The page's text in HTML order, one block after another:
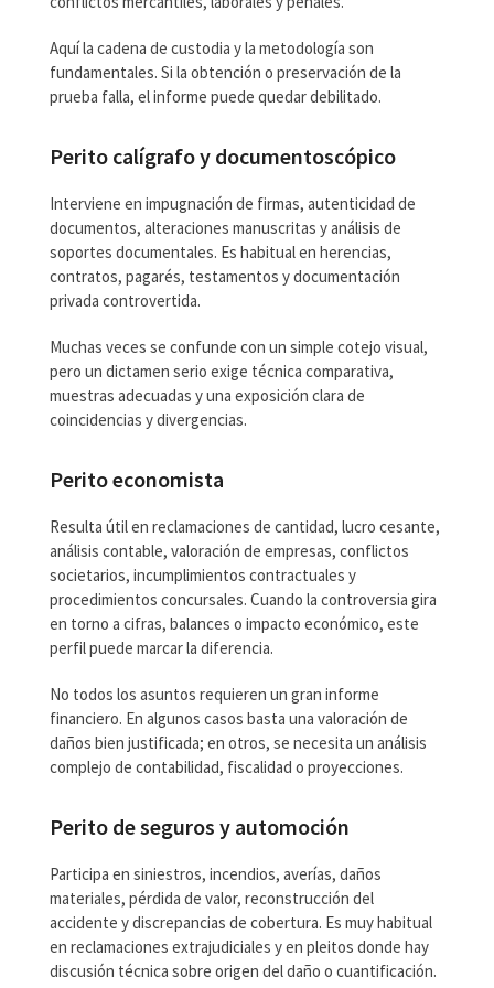
Aquí la cadena de custodia y la metodología son
fundamentales. Si la obtención o preservación de la
prueba falla, el informe puede quedar debilitado.
Perito calígrafo y documentoscópico
Interviene en impugnación de firmas, autenticidad de
documentos, alteraciones manuscritas y análisis de
soportes documentales. Es habitual en herencias,
contratos, pagarés, testamentos y documentación
privada controvertida.
Muchas veces se confunde con un simple cotejo visual,
pero un dictamen serio exige técnica comparativa,
muestras adecuadas y una exposición clara de
coincidencias y divergencias.
Perito economista
Resulta útil en reclamaciones de cantidad, lucro cesante,
análisis contable, valoración de empresas, conflictos
societarios, incumplimientos contractuales y
procedimientos concursales. Cuando la controversia gira
en torno a cifras, balances o impacto económico, este
perfil puede marcar la diferencia.
No todos los asuntos requieren un gran informe
financiero. En algunos casos basta una valoración de
daños bien justificada; en otros, se necesita un análisis
complejo de contabilidad, fiscalidad o proyecciones.
Perito de seguros y automoción
Participa en siniestros, incendios, averías, daños
materiales, pérdida de valor, reconstrucción del
accidente y discrepancias de cobertura. Es muy habitual
en reclamaciones extrajudiciales y en pleitos donde hay
discusión técnica sobre origen del daño o cuantificación.